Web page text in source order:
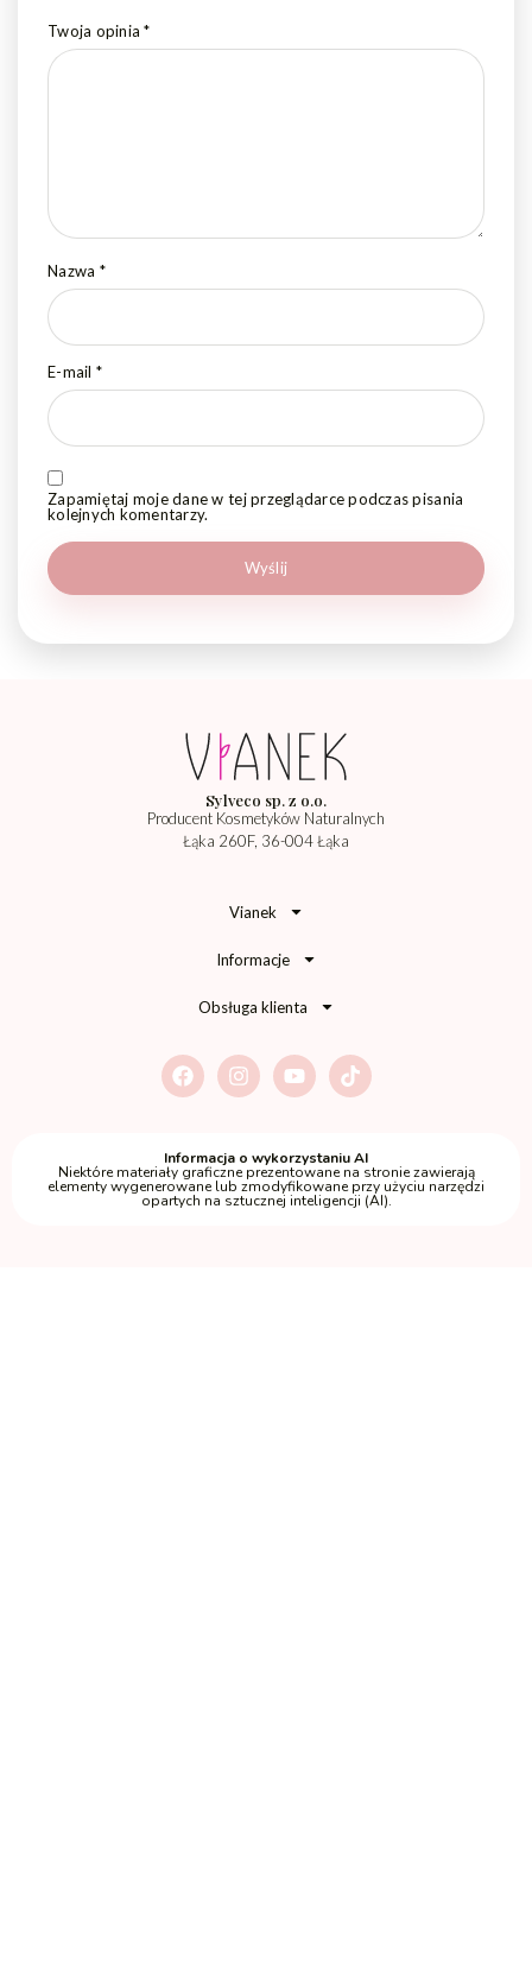
Twoja opinia*
Nazwa *
E-mail *
Zapamiętaj moje dane w tej przeglądarce podczas pisania
kolejnych komentarzy.
Sylveco sp. z o.o.
Producent Kosmetyków Naturalnych
Łąka 260F, 36-004 Łąka
Vianek
Informacje
Obsługa klienta
Informacja o wykorzystaniu AI
Niektóre materiały graficzne prezentowane na stronie zawierają
elementy wygenerowane lub zmodyfikowane przy użyciu narzędzi
opartych na sztucznej inteligencji (AI).